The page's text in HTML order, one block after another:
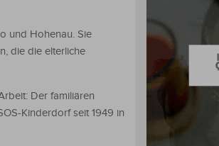
und Hohenau. Sie
die die elterliche
Der familiären
Kinderdorf seit 1949 in